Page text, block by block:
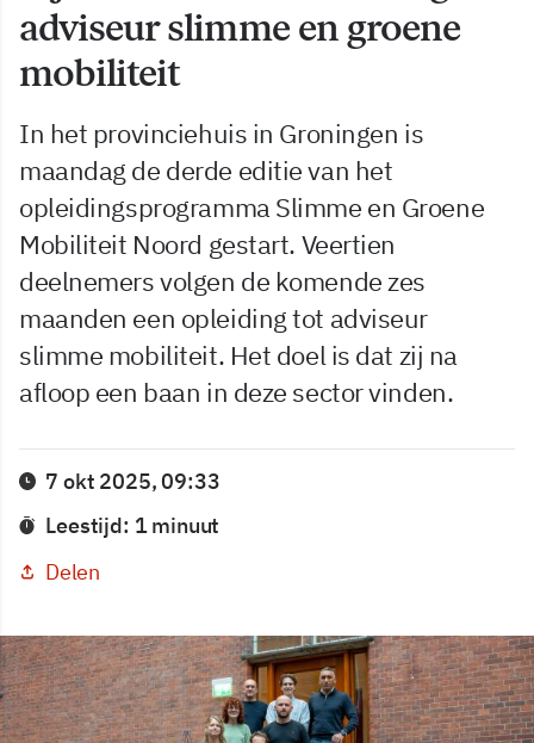
adviseur slimme en groene
mobiliteit
In het provinciehuis in Groningen is
maandag de derde editie van het
opleidingsprogramma Slimme en Groene
Mobiliteit Noord gestart. Veertien
deelnemers volgen de komende zes
maanden een opleiding tot adviseur
slimme mobiliteit. Het doel is dat zij na
afloop een baan in deze sector vinden.
7 okt 2025, 09:33
Leestijd: 1 minuut
Delen